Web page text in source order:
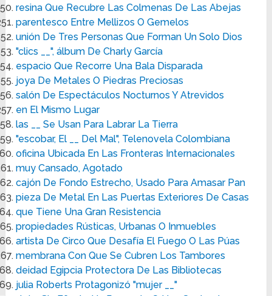
resina Que Recubre Las Colmenas De Las Abejas
parentesco Entre Mellizos O Gemelos
unión De Tres Personas Que Forman Un Solo Dios
"clics __", álbum De Charly García
espacio Que Recorre Una Bala Disparada
joya De Metales O Piedras Preciosas
salón De Espectáculos Nocturnos Y Atrevidos
en El Mismo Lugar
las __ Se Usan Para Labrar La Tierra
"escobar, El __ Del Mal", Telenovela Colombiana
oficina Ubicada En Las Fronteras Internacionales
muy Cansado, Agotado
cajón De Fondo Estrecho, Usado Para Amasar Pan
pieza De Metal En Las Puertas Exteriores De Casas
que Tiene Una Gran Resistencia
propiedades Rústicas, Urbanas O Inmuebles
artista De Circo Que Desafía El Fuego O Las Púas
membrana Con Que Se Cubren Los Tambores
deidad Egipcia Protectora De Las Bibliotecas
julia Roberts Protagonizó "mujer __"